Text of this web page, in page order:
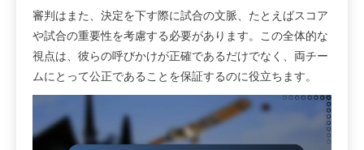
審判はまた、決定を下す際に試合の文脈、たとえばスコア
や試合の重要性を考慮する必要があります。この全体的な
視点は、彼らの呼びかけが正確であるだけでなく、両チー
ムにとって公正であることを保証するのに役立ちます。